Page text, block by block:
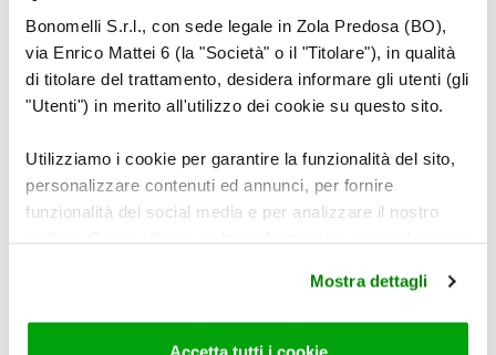
Bonomelli S.r.l., con sede legale in Zola Predosa (BO),
via Enrico Mattei 6 (la "Società" o il "Titolare"), in qualità
di titolare del trattamento, desidera informare gli utenti (gli
"Utenti") in merito all'utilizzo dei cookie su questo sito.
Utilizziamo i cookie per garantire la funzionalità del sito,
personalizzare contenuti ed annunci, per fornire
funzionalità dei social media e per analizzare il nostro
di analisi dei dati web, pubblicità e social media, i quali
potrebbero combinarle con altre informazioni che ha
fornito loro o che hanno raccolto dal suo utilizzo dei loro
Mostra dettagli
Accetta tutti i cookie
BOLZANO
SU GOOGLE MAPS
SCARICA LA GUIDA
Previous Next